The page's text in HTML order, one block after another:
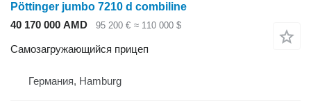
Pöttinger jumbo 7210 d combiline
40 170 000 AMD
95 200 € ≈ 110 000 $
Самозагружающийся прицеп
Германия, Hamburg